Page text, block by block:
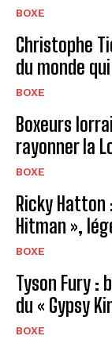
BOXE
Christophe
du monde
BOXE
Boxeurs
rayonner la
BOXE
Ricky
Hitman »,
BOXE
Tyson Fury :
du « Gypsy
BOXE